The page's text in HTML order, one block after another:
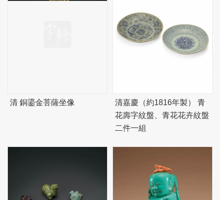
清 銅鎏金菩薩坐像
清嘉慶（約1816年製） 青
花壽字紋盤、青花花卉紋盤
二件一組